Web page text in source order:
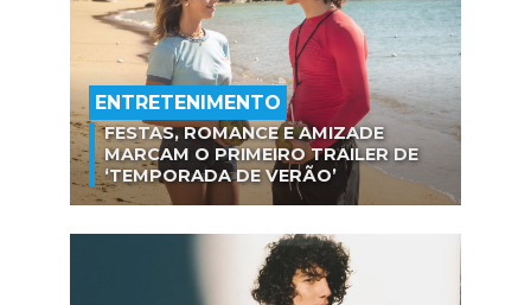
ENTRETENIMENTO
FESTAS, ROMANCE E AMIZADE
MARCAM O PRIMEIRO TRAILER DE
‘TEMPORADA DE VERÃO’